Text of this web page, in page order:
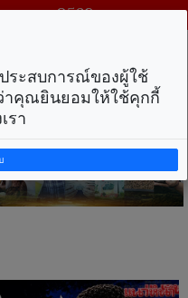
ม พ.ศ. 2569
ระสบการณ์ของผู้ใช้
าคุณยินยอมให้ใช้คุกกี้
รา